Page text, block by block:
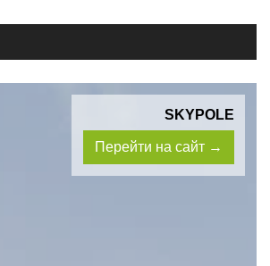
SKYPOLE
Перейти на сайт →